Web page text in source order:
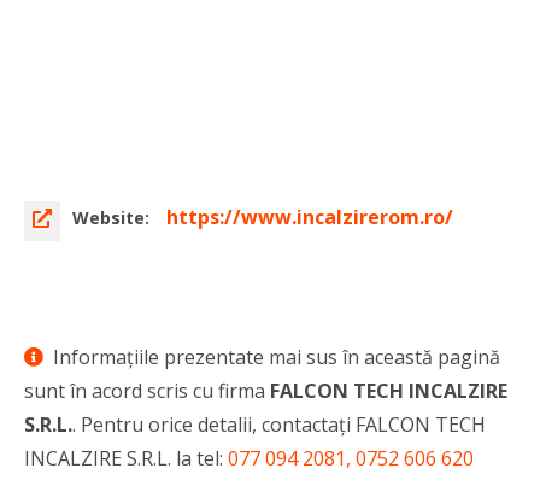
Website: https://www.incalzirerom.ro/
Informaţiile prezentate mai sus în această pagină
sunt în acord scris cu firma FALCON TECH INCALZIRE
S.R.L.. Pentru orice detalii, contactaţi FALCON TECH
INCALZIRE S.R.L. la tel: 077 094 2081, 0752 606 620